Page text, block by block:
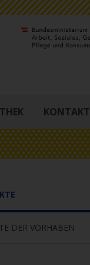
KONTAKT
DER VORHABEN